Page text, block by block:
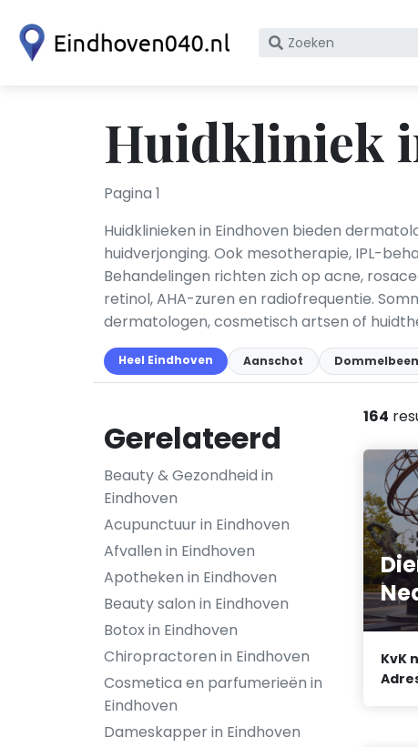
Zoek
KvK
nummer
Huidkliniek
Pagina 1
Huidklinieken in Eindhoven bieden
huidverjonging. Ook mesotherapie, IPL-
Behandelingen richten zich op acne,
retinol, AHA-zuren en radiofrequentie.
dermatologen, cosmetisch artsen of
Heel Eindhoven Aanschot
Gerelateerd
Beauty & Gezondheid in
Eindhoven
Acupunctuur in Eindhoven
Afvallen in Eindhoven
Apotheken in Eindhoven
Beauty salon in Eindhoven
Botox in Eindhoven
Chiropractoren in Eindhoven
Cosmetica en parfumerieën in
Eindhoven
Dameskapper in Eindhoven
164
KvK